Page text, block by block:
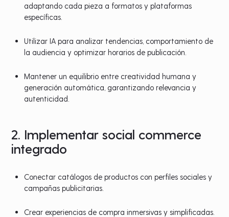
adaptando cada pieza a formatos y plataformas
específicas.
Utilizar IA para analizar tendencias, comportamiento de
la audiencia y optimizar horarios de publicación.
Mantener un equilibrio entre creatividad humana y
generación automática, garantizando relevancia y
autenticidad.
2. Implementar social commerce
integrado
Conectar catálogos de productos con perfiles sociales y
campañas publicitarias.
Crear experiencias de compra inmersivas y simplificadas.